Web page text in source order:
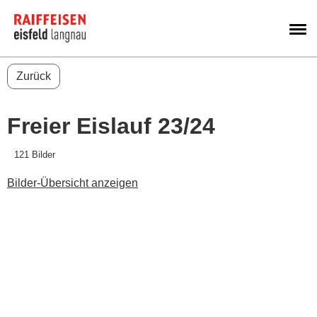
Zurück
Freier Eislauf 23/24
121 Bilder
Bilder-Übersicht anzeigen